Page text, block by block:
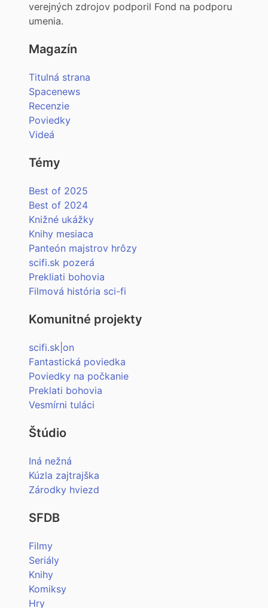
verejných zdrojov podporil Fond na podporu
umenia.
Magazín
Titulná strana
Spacenews
Recenzie
Poviedky
Videá
Témy
Best of 2025
Best of 2024
Knižné ukážky
Knihy mesiaca
Panteón majstrov hrôzy
scifi.sk pozerá
Prekliati bohovia
Filmová história sci-fi
Komunitné projekty
scifi.sk|on
Fantastická poviedka
Poviedky na počkanie
Preklati bohovia
Vesmírni tuláci
Štúdio
Iná nežná
Kúzla zajtrajška
Zárodky hviezd
SFDB
Filmy
Seriály
Knihy
Komiksy
Hry